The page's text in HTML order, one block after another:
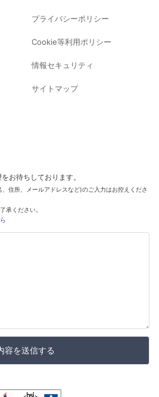
プライバシーポリシー
Cookie等利用ポリシー
情報セキュリティ
サイトマップ
お待ちしております。
住所、メールアドレスなど)のご入力はお控えくださ
承ください。
容を送信する